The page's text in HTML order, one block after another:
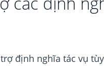
trợ định nghĩa tác vụ